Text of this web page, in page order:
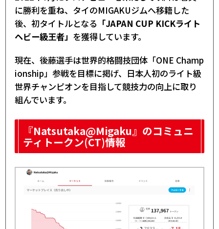
に勝利を重ね、タイのMIGAKUジムへ移籍した
後、初タイトルとなる 「JAPAN CUP KICKライト
ヘビー級王者」 を獲得しています。
現在、後藤選手は世界的格闘技団体「ONE Champ
ionship」参戦を目標に掲げ、日本人初のライト級
世界チャンピオンを目指して競技力の向上に取り
組んでいます。
『Natsutaka@Migaku』のコミュニ
ティトークン(CT)情報